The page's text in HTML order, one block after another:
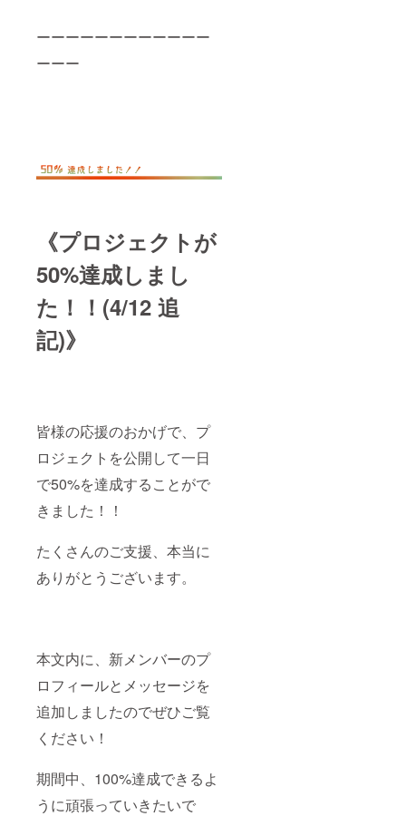
ーーーーーーーーーーーー
ーーー
《プロジェクトが
50%達成しまし
た！！(4/12 追
記)》
皆様の応援のおかげで、プ
ロジェクトを公開して一日
で50%を達成することがで
きました！！
たくさんのご支援、本当に
ありがとうございます。
本文内に、新メンバーのプ
ロフィールとメッセージを
追加しましたのでぜひご覧
ください！
期間中、100%達成できるよ
うに頑張っていきたいで